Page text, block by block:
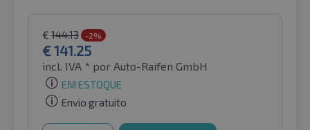
€ 144.13 -2%
€141.25
incl. IVA * por Auto-Raifen GmbH
EM ESTOQUE
Envio gratuito